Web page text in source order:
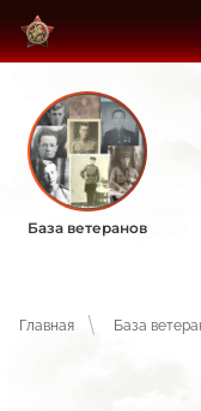
База ветеранов
Главная База